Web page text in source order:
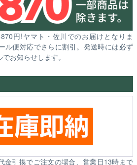
円!ヤマト・佐川でのお届けとなりま
ル便対応でさらに割引。発送時には必ず
お知らせします。
金引換でご注文の場合、営業日13時まで